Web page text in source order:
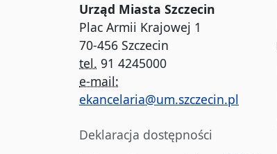
Urząd Miasta Szczecin
Plac Armii Krajowej 1
70-456 Szczecin
tel. 91 4245000
e-mail:
ekancelaria@um.szczecin.pl
Deklaracja dostępności